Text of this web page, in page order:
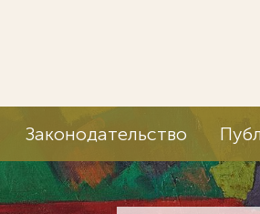
Законодательство